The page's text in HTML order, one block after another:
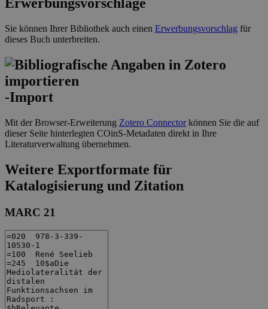
Sie können Ihrer Bibliothek auch einen Erwerbungsvorschlag für
dieses Buch unterbreiten.
-Import
Mit der Browser-Erweiterung Zotero Connectorkönnen Sie die auf
dieser Seite hinterlegten COinS-Metadaten direkt in Ihre
Literaturverwaltung übernehmen.
Weitere Exportformate für
Katalogisierung und Zitation
MARC 21